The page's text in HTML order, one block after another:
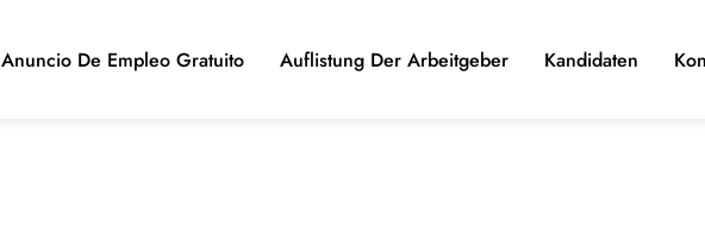
Anuncio De Empleo Gratuito Auflistung Der Arbeitgeber Kandidaten